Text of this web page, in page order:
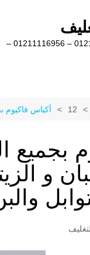
ماكينات تعبئة وتغليف 01211116954 – 01211116956 –
12 أكياس فاكيوم
و